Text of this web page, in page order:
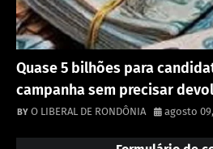
Quase 5 bilhões para
campanha sem precisar
O LIBERAL DE RONDÔNIA agosto